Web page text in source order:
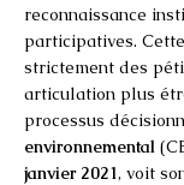
reconnaissance
participatives.
strictement des
articulation plus
processus
environnemental
janvier 2021, voit